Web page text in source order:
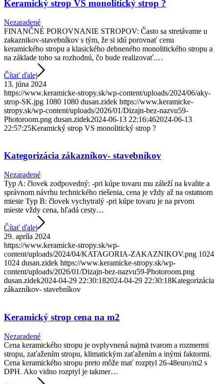
Keramický strop VS monolitický strop ?
Nezaradené
FINANČNÉ POROVNANIE STROPOV: Často sa stretávame u
zakaznikov-stavebníkov s tým, že si idú porovnať cenu
keramického stropu a klasického debneného monolitického stropu a
na základe toho sa rozhodnú, čo bude realizovať.…
Čítať ďalej
13. júna 2024
https://www.keramicke-stropy.sk/wp-content/uploads/2024/06/aky-
strop-SK.jpg 1080 1080 dusan.zidek https://www.keramicke-
stropy.sk/wp-content/uploads/2026/01/Dizajn-bez-nazvu59-
Photoroom.png dusan.zidek2024-06-13 22:16:462024-06-13
22:57:25Keramický strop VS monolitický strop ?
Kategorizácia zákazníkov- stavebníkov
Nezaradené
Typ A: človek zodpovedný: -pri kúpe tovaru mu záleží na kvalite a
správnom návrhu technického riešenia, cena je vždy až na ostatnom
mieste Typ B: človek vychytralý -pri kúpe tovaru je na prvom
mieste vždy cena, hľadá cesty…
Čítať ďalej
29. apríla 2024
https://www.keramicke-stropy.sk/wp-
content/uploads/2024/04/KATAGORIA-ZAKAZNIKOV.png 1024
1024 dusan.zidek https://www.keramicke-stropy.sk/wp-
content/uploads/2026/01/Dizajn-bez-nazvu59-Photoroom.png
dusan.zidek2024-04-29 22:30:182024-04-29 22:30:18Kategorizácia
zákazníkov- stavebníkov
Keramický strop cena na m2
Nezaradené
Cena keramického stropu je ovplyvnená najmä tvarom a rozmermi
stropu, zaťažením stropu, klimatickým zaťažením a inými faktormi.
Cena keramického stropu preto môže mať rozptyl 26-48euro/m2 s
DPH. Ako vidno rozptyl je takmer…